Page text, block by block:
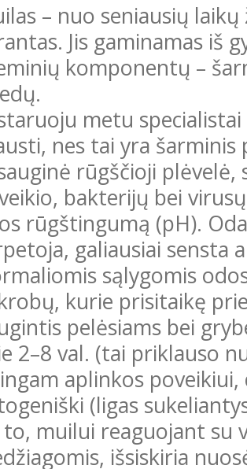
– nuo seniausių
Jis gaminamas iš
komponentų –
metu
nes tai yra
rūgščioji
bakterijų bei
rūgštingumą (pH).
galiausiai sensta
sąlygomis
kurie prisitaikę
pelėsiams bei
2–8 val. (tai priklauso
aplinkos
(ligas
to, muilui reaguojant su
išsiskiria